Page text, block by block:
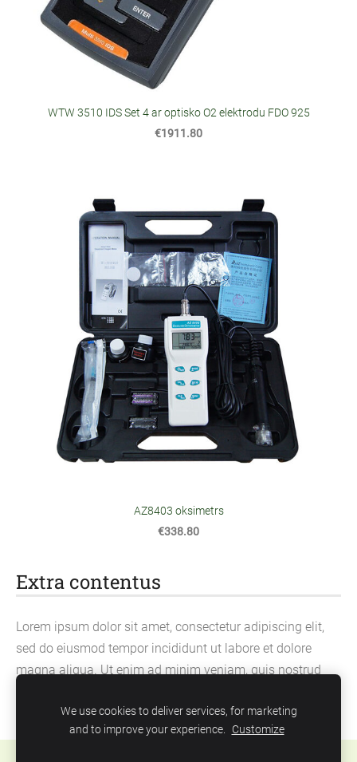
Extra contentus
Lorem ipsum dolor sit amet, consectetur adipiscing elit,
sed do eiusmod tempor incididunt ut labore et dolore
magna aliqua. Ut enim ad minim veniam, quis nostrud
commodo consequat.
WTW 3510 IDS Set 4 ar optisko O2 elektrodu FDO 925
€1911.80
AZ8403 oksimetrs
€338.80
We use cookies to deliver services, for marketing
and to improve your experience. Customize